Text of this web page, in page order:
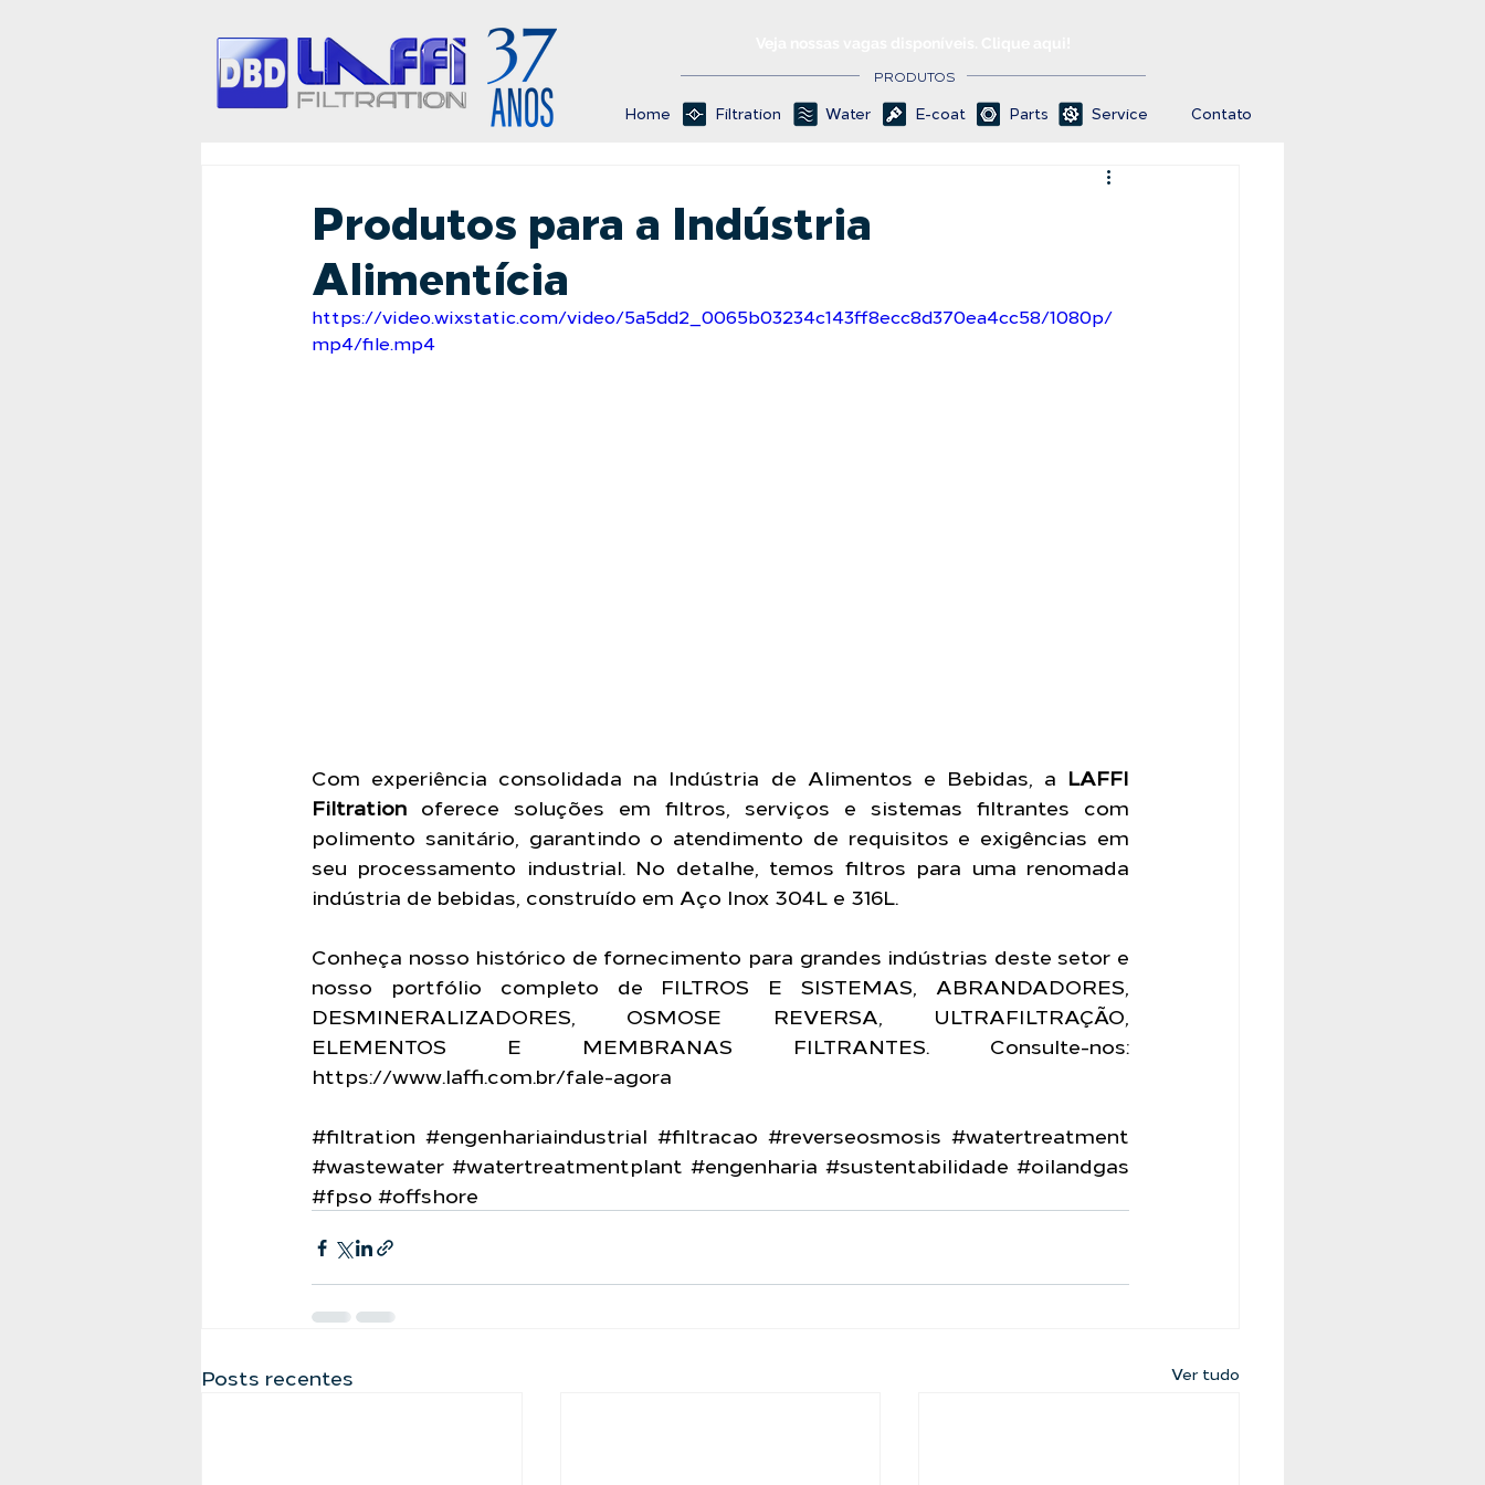
PRODUTOS
Home Filtration Water E-coat Parts Service Contato
Produtos para a Indústria
Alimentícia
https://video.wixstatic.com/video/5a5dd2_0065b03234c143ff8ecc8d370ea4cc58/1080p/
mp4/file.mp4
Com experiência consolidada na Indústria de Alimentos e Bebidas, a LAFFI
Filtration oferece soluções em filtros, serviços e sistemas filtrantes com
polimento sanitário, garantindo o atendimento de requisitos e exigências em
seu processamento industrial. No detalhe, temos filtros para uma renomada
indústria de bebidas, construído em Aço Inox 304L e 316L.
Conheça nosso histórico de fornecimento para grandes indústrias deste setor e
nosso portfólio completo de FILTROS E SISTEMAS, ABRANDADORES,
DESMINERALIZADORES, OSMOSE REVERSA, ULTRAFILTRAÇÃO,
https://www.laffi.com.br/fale-agora
#filtration #engenhariaindustrial #filtracao #reverseosmosis #watertreatment
#wastewater #watertreatmentplant #engenharia #sustentabilidade #oilandgas
#fpso #offshore
Posts recentes Ver tudo